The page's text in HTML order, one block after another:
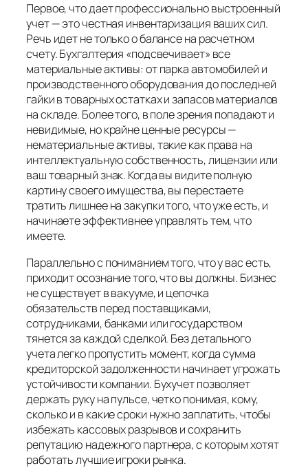
Первое, что дает профессионально выстроенный
учет — это честная инвентаризация ваших сил.
Речь идет не только о балансе на расчетном
счету. Бухгалтерия «подсвечивает» все
материальные активы: от парка автомобилей и
производственного оборудования до последней
гайки в товарных остатках и запасов материалов
на складе. Более того, в поле зрения попадают и
невидимые, но крайне ценные ресурсы —
нематериальные активы, такие как права на
интеллектуальную собственность, лицензии или
ваш товарный знак. Когда вы видите полную
картину своего имущества, вы перестаете
тратить лишнее на закупки того, что уже есть, и
начинаете эффективнее управлять тем, что
имеете.
Параллельно с пониманием того, что у вас есть,
приходит осознание того, что вы должны. Бизнес
не существует в вакууме, и цепочка
обязательств перед поставщиками,
сотрудниками, банками или государством
тянется за каждой сделкой. Без детального
учета легко пропустить момент, когда сумма
кредиторской задолженности начинает угрожать
устойчивости компании. Бухучет позволяет
держать руку на пульсе, четко понимая, кому,
сколько и в какие сроки нужно заплатить, чтобы
избежать кассовых разрывов и сохранить
репутацию надежного партнера, с которым хотят
работать лучшие игроки рынка.